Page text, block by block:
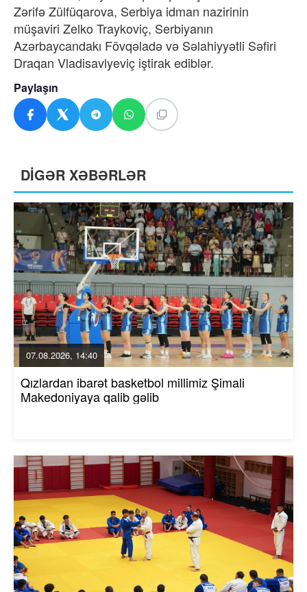
Zərifə Zülfüqarova, Serbiya idman nazirinin
müşaviri Zelko Traykoviç, Serbiyanın
Azərbaycandakı Fövqəladə və Səlahiyyətli Səfiri
Draqan Vladisavlyeviç iştirak ediblər.
Paylaşın
DİGƏR XƏBƏRLƏR
07.08.2026, 14:40
Qızlardan ibarət basketbol millimiz Şimali
Makedoniyaya qalib gəlib